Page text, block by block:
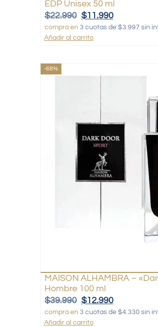
EDP Unisex 50 ml
$22.990 $11.990
compra en 3 cuotas de $3.997 sin
Añadir al carrito
-68%
MAISON ALHAMBRA –
Hombre 100 ml
$39.990 $12.990
compra en 3 cuotas de $4.330 sin
Añadir al carrito